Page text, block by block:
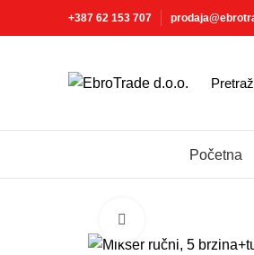
+387 62 153 707
Početna